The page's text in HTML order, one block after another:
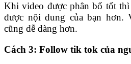
Khi video được phân bổ tốt
được nội dung của bạn hơn.
cũng dễ dàng hơn.
Cách 3: Follow tik tok của